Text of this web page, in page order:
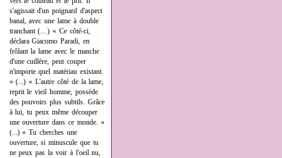
s'agissait d'un poignard d'aspect
banal, avec une lame à double
tranchant (…) « Ce côté-ci,
déclara Giacomo Paradi, en
frôlant la lame avec le manche
d'une cuillère, peut couper
n'importe quel matériau existant.
» (...) « L'autre côté de la lame,
reprit le vieil homme, possède
des pouvoirs plus subtils. Grâce
à lui, tu peux même découper
une ouverture dans ce monde. »
(...) « Tu cherches une
ouverture, si minuscule que tu
ne peux pas la voir à l'oeil nu,